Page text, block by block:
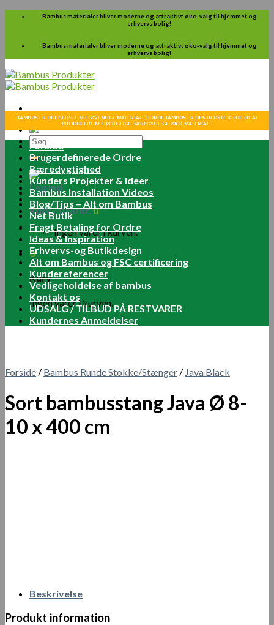
Skip
Bambus materialer bliver moderne og attraktivt øko-valg til hjemmet og
erhvervs bolig!
Bambus materialer bliver moderne og attraktivt øko-valg til hjemmet og
erhvervs bolig!
Søg
efter:
Log ind
Kurv /0.00kr.0
Ingen varer i kurven.
0
Kurv
Ingen varer i kurven.
BAMBUS ER DET BEDSTE MILJØVENLIGE MATERIALE FORDI BAMBUS ER DEN BEDSTE KILDE TIL AT
PRODUCERE MILJØRIGTIGE BÆREDYGTIGE ØKO-MATERIALE
Forside
Brugerdefinerede Ordre
Bæredygtighed
Kunders Projekter & Ideer
Bambus Installation Videos
Blog/Tips – Alt om Bambus
Net Butik
Fragt Betaling for Ordre
Ideas & Inspiration
Erhvervs-og Butikdesign
Alt om Bambus og FSC certificering
Kundereferencer
Vedligeholdelse af bambus
Kontakt os
UDSALG / TILBUD PÅ RESTVARER
Kundernes Anmeldelser
Forside / Bambus Runde Stokke/Stænger / Java Black
Sort bambusstang Java Ø 8-
10 x 400 cm
Beskrivelse
Produkt information